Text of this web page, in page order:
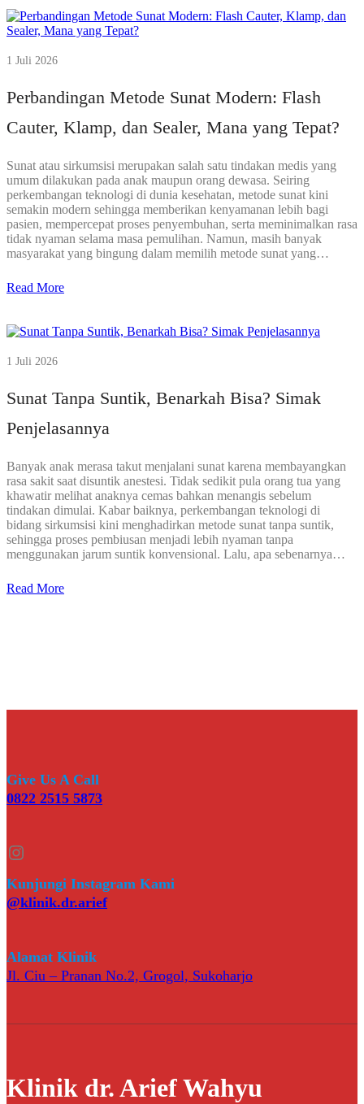
1 Juli 2026
Perbandingan Metode Sunat Modern: Flash
Cauter, Klamp, dan Sealer, Mana yang Tepat?
Sunat atau sirkumsisi merupakan salah satu tindakan medis yang
umum dilakukan pada anak maupun orang dewasa. Seiring
perkembangan teknologi di dunia kesehatan, metode sunat kini
semakin modern sehingga memberikan kenyamanan lebih bagi
pasien, mempercepat proses penyembuhan, serta meminimalkan rasa
tidak nyaman selama masa pemulihan. Namun, masih banyak
masyarakat yang bingung dalam memilih metode sunat yang…
Read More
1 Juli 2026
Sunat Tanpa Suntik, Benarkah Bisa? Simak
Penjelasannya
Banyak anak merasa takut menjalani sunat karena membayangkan
rasa sakit saat disuntik anestesi. Tidak sedikit pula orang tua yang
khawatir melihat anaknya cemas bahkan menangis sebelum
tindakan dimulai. Kabar baiknya, perkembangan teknologi di
bidang sirkumsisi kini menghadirkan metode sunat tanpa suntik,
sehingga proses pembiusan menjadi lebih nyaman tanpa
menggunakan jarum suntik konvensional. Lalu, apa sebenarnya…
Read More
Give Us A Call
0822 2515 5873
Instagram
Kunjungi Instagram Kami
@klinik.dr.arief
Alamat Klinik
Jl. Ciu – Pranan No.2, Grogol, Sukoharjo
Klinik dr. Arief Wahyu